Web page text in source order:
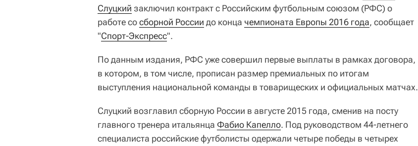
Слуцкий заключил контракт с Российским футбольным союзом (РФС) о
работе сосборной России до конца чемпионата Европы 2016 года, сообщает
"Спорт-Экспресс".
По данным издания, РФС уже совершил первые выплаты в рамках договора,
в котором, в том числе, прописан размер премиальных по итогам
выступления национальной команды в товарищеских и официальных матчах.
Слуцкий возглавил сборную России в августе 2015 года, сменив на посту
главного тренера итальянца Фабио Капелло. Под руководством 44-летнего
специалиста российские футболисты одержали четыре победы в четырех